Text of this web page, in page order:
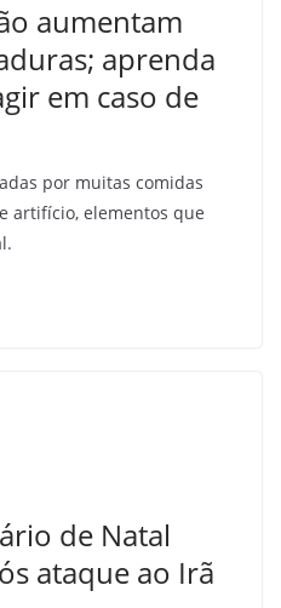
aumentam
aprenda
em caso de
por muitas comidas
artifício, elementos que
de Natal
ataque ao Irã